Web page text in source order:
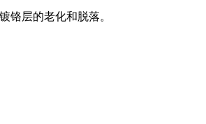
铬层的老化和脱落。